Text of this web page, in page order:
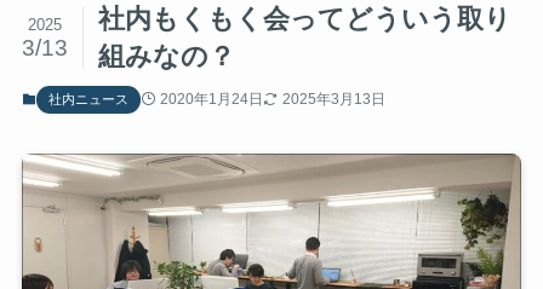
社内もくもく会ってどういう取り
組みなの？
2025
3/13
社内ニュース 2020年1月24日 2025年3月13日